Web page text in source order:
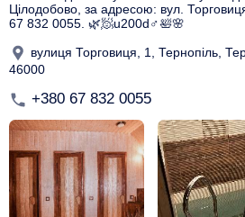
Цілодобово, за адресою: вул.
67 832 0055. 🌿🧖u200d♂️🛀🌸
вулиця Торговиця, 1, Тернопіль,
46000
+380 67 832 0055